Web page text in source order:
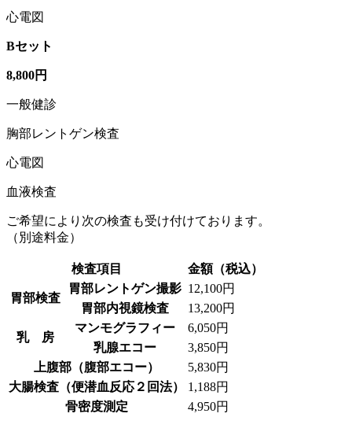
心電図
Bセット
8,800円
一般健診
胸部レントゲン検査
心電図
血液検査
ご希望により次の検査も受け付けております。
（別途料金）
検査項目 金額（税込）
胃部検査
胃部レントゲン撮影 12,100円
胃部内視鏡検査
13,200円
乳 房
マンモグラフィー
6,050円
乳腺エコー
3,850円
上腹部（腹部エコー）
5,830円
大腸検査（便潜血反応２回法）
1,188円
骨密度測定
4,950円